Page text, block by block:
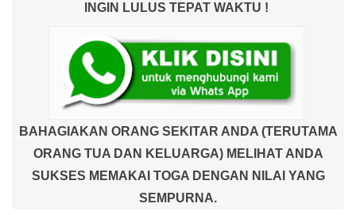
INGIN LULUS TEPAT WAKTU !
BAHAGIAKAN ORANG SEKITAR ANDA (TERUTAMA
ORANG TUA DAN KELUARGA) MELIHAT ANDA
SUKSES MEMAKAI TOGA DENGAN NILAI YANG
SEMPURNA.